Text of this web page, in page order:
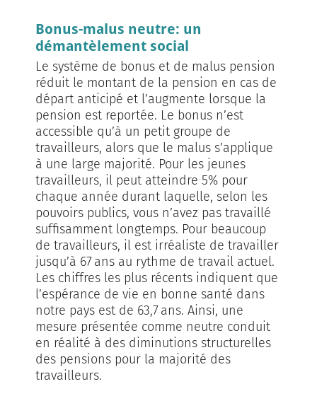
Bonus-malus neutre: un
démantèlement social
Le système de bonus et de malus pension
réduit le montant de la pension en cas de
départ anticipé et l’augmente lorsque la
pension est reportée. Le bonus n’est
accessible qu’à un petit groupe de
travailleurs, alors que le malus s’applique
à une large majorité. Pour les jeunes
travailleurs, il peut atteindre 5% pour
chaque année durant laquelle, selon les
pouvoirs publics, vous n’avez pas travaillé
suffisamment longtemps. Pour beaucoup
de travailleurs, il est irréaliste de travailler
jusqu’à 67 ans au rythme de travail actuel.
Les chiffres les plus récents indiquent que
l’espérance de vie en bonne santé dans
notre pays est de 63,7 ans. Ainsi, une
mesure présentée comme neutre conduit
en réalité à des diminutions structurelles
des pensions pour la majorité des
travailleurs.